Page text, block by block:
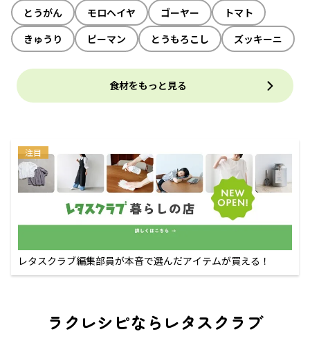
とうがん モロヘイヤ ゴーヤー
トマト
きゅうり
ピーマン とうもろこし ズッキーニ
食材をもっと見る
注目
レタスクラブ編集部員が本音で選んだアイテムが買える！
ラクレシピならレタスクラブ